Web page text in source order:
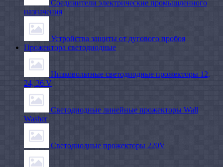
Соединители электрические промышленного
назначения
Устройства защиты от дугового пробоя
Прожектора светодиодные
Низковольтные светодиодные прожекторы 12,
24, 36 V
Светодиодные линейные прожекторы Wall
Washer
Светодиодные прожекторы 220V